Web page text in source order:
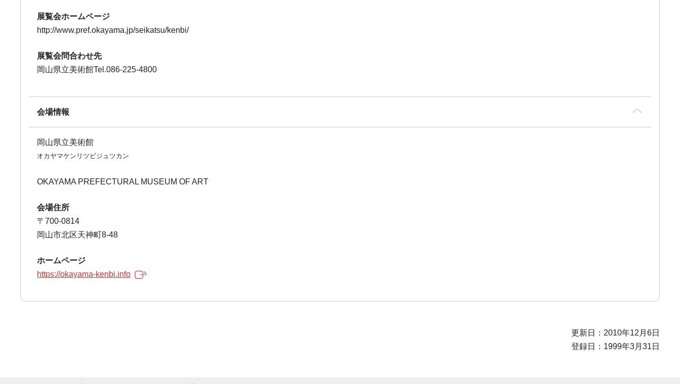
展覧会ホームページ
http://www.pref.okayama.jp/seikatsu/kenbi/
展覧会問合わせ先
岡山県立美術館Tel.086-225-4800
会場情報
岡山県立美術館
オカヤマケンリツビジュツカン
OKAYAMA PREFECTURAL MUSEUM OF ART
会場住所
〒700-0814
岡山市北区天神町8-48
ホームページ
https://okayama-kenbi.info
更新日：2010年12月6日
登録日：1999年3月31日